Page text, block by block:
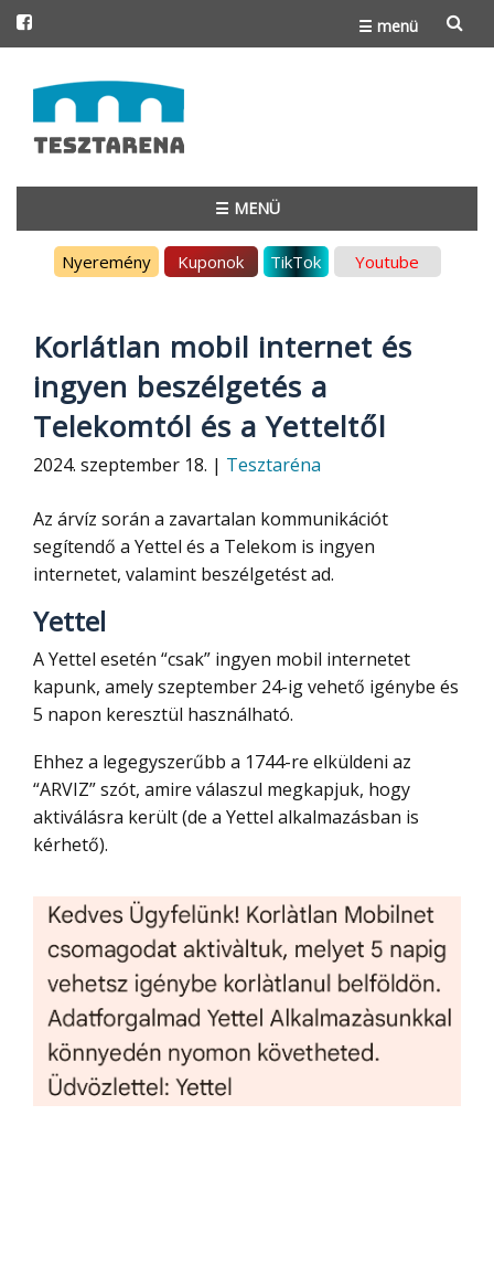
☰ menü
to
content
☰ MENÜ
Nyeremény Kuponok TikTok Youtube
Korlátlan mobil internet és
ingyen beszélgetés a
Telekomtól és a Yetteltől
2024. szeptember 18. | Tesztaréna
Az árvíz során a zavartalan kommunikációt
segítendő a Yettel és a Telekom is ingyen
internetet, valamint beszélgetést ad.
Yettel
A Yettel esetén “csak” ingyen mobil internetet
kapunk, amely szeptember 24-ig vehető igénybe és
5 napon keresztül használható.
Ehhez a legegyszerűbb a 1744-re elküldeni az
“ARVIZ” szót, amire válaszul megkapjuk, hogy
aktiválásra került (de a Yettel alkalmazásban is
kérhető).